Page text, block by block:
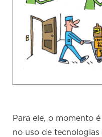
Para ele, o momento
no uso de